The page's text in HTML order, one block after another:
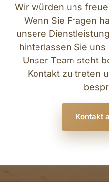
Wir würden uns
Wenn Sie Fragen
unsere
hinterlassen Sie
Unser Team steht
Kontakt zu treten
Kontakt